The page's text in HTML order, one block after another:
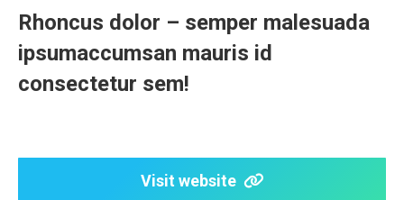
Rhoncus dolor – semper malesuada
ipsumaccumsan mauris id
consectetur sem!
Visit website